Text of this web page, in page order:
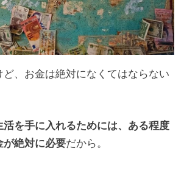
、お金は絶対になくてはならない
活を手に入れるためには、ある程度
が絶対に必要だから。